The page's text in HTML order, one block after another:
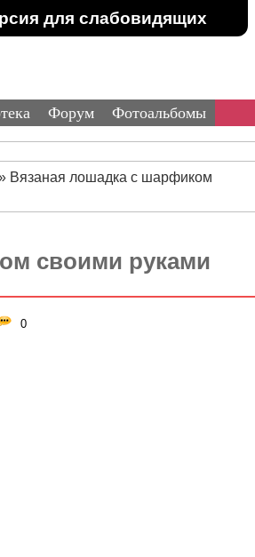
для слабовидящих
Форум Фотоальбомы
Вязаная лошадка с шарфиком
своими руками
0